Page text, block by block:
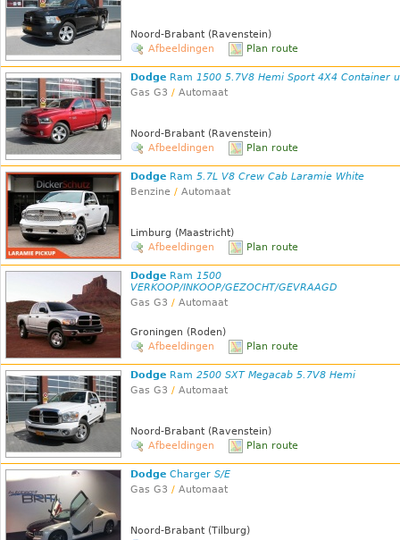
Noord-Brabant (Ravenstein)
Afbeeldingen
Plan route
Dodge Ram 1500 5.7V8 Hemi Sport 4X4 Container
Gas G3 / Automaat
Noord-Brabant (Ravenstein)
Afbeeldingen
Plan route
Dodge Ram 5.7L V8 Crew Cab Laramie White
Benzine / Automaat
Limburg (Maastricht)
Afbeeldingen
Plan route
Dodge Ram 1500
VERKOOP/INKOOP/GEZOCHT/GEVRAAGD
Gas G3 / Automaat
Groningen (Roden)
Afbeeldingen
Plan route
Dodge Ram 2500 SXT Megacab 5.7V8 Hemi
Gas G3 / Automaat
Noord-Brabant (Ravenstein)
Afbeeldingen
Plan route
Dodge Charger S/E
Gas G3 / Automaat
Noord-Brabant (Tilburg)